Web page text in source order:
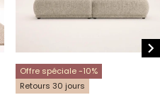
Offre spéciale -10%
Retours 30 jours
